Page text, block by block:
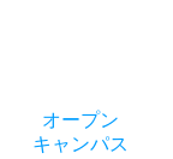
オープン
キャンパス